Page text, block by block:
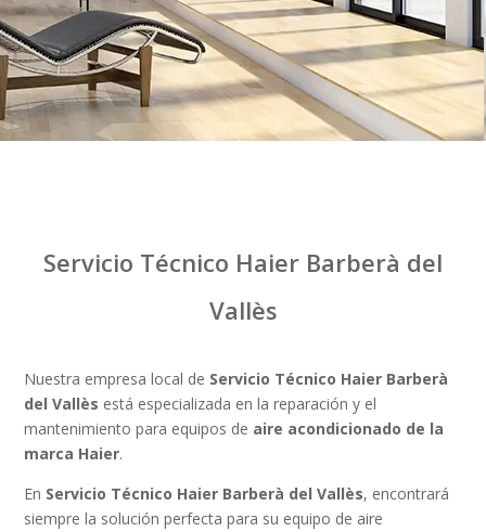
Servicio Técnico Haier Barberà del
Vallès
Nuestra empresa local de Servicio Técnico Haier Barberà
del Vallès está especializada en la reparación y el
mantenimiento para equipos de aire acondicionado de la
marca Haier.
En Servicio Técnico Haier Barberà del Vallès, encontrará
siempre la solución perfecta para su equipo de aire